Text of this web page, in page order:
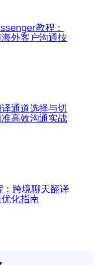
教程：
外客户沟通技
通道选择与切
高效沟通实战
跨境聊天翻译
化指南